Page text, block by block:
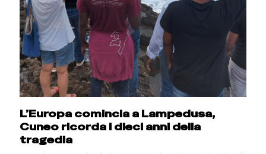
L’Europa comincia a Lampedusa,
Cuneo ricorda i dieci anni della
tragedia